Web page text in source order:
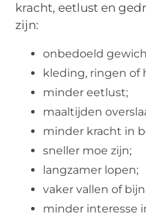
kracht, eetlust en
zijn:
onbedoeld
kleding, ringen of
minder eetlust;
maaltijden
minder kracht in
sneller moe zijn;
langzamer lopen;
vaker vallen of
minder interesse